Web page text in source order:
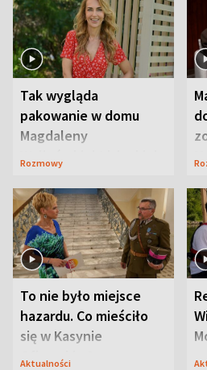
Tak wygląda
pakowanie w domu
Magdaleny
Waligórskiej-Lisieckiej.
Rozmowy
To nie było miejsce
hazardu. Co mieściło
się w Kasynie
Oficerskim?
Aktualności